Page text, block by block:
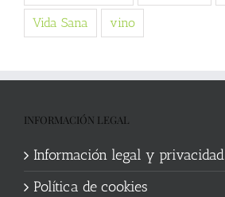
Vida Sana vino
INFORMACIÓN LEGAL
Información legal y privacidad
Política de cookies